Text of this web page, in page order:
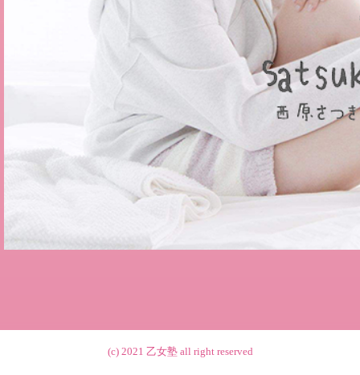
(c) 2021 乙女塾all right reserved